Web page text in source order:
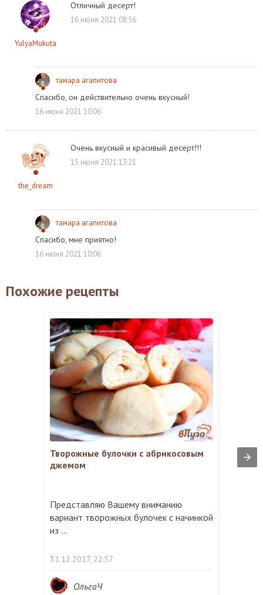
YulyaMukuta
Отличный десерт!
16 июня 2021 08:56
тамара агапитова
Спасибо, он действительно очень вкусный!
16 июня 2021 10:06
the_dream
Очень вкусный и красивый десерт!!!
15 июня 2021 13:21
тамара агапитова
Спасибо, мне приятно!
16 июня 2021 10:06
Похожие рецепты
Творожные булочки с абрикосовым
джемом
Представляю Вашему вниманию
вариант творожных булочек с начинкой
из ...
31.12.2017, 22:57
ОльгаЧ